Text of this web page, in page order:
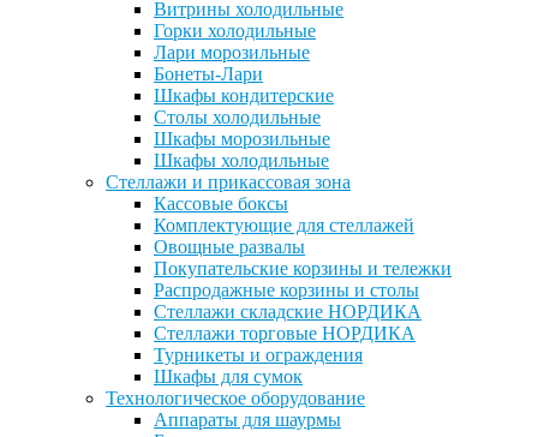
Витрины холодильные
Горки холодильные
Лари морозильные
Бонеты-Лари
Шкафы кондитерские
Столы холодильные
Шкафы морозильные
Шкафы холодильные
Стеллажи и прикассовая зона
Кассовые боксы
Комплектующие для стеллажей
Овощные развалы
Покупательские корзины и тележки
Распродажные корзины и столы
Стеллажи складские НОРДИКА
Стеллажи торговые НОРДИКА
Турникеты и ограждения
Шкафы для сумок
Технологическое оборудование
Аппараты для шаурмы